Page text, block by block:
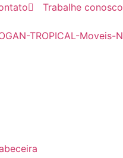
Trabalhe conosco